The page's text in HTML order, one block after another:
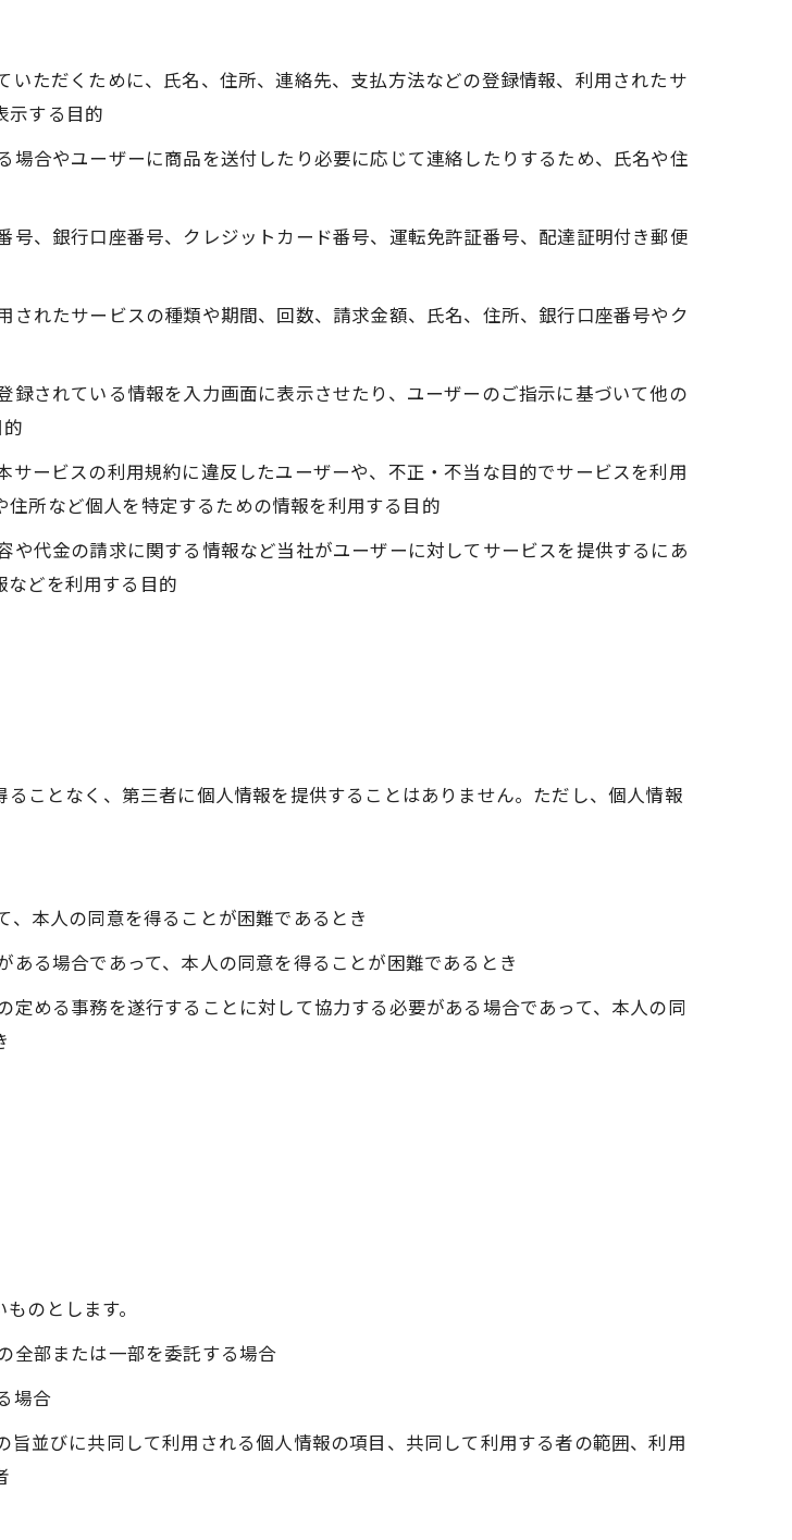
ただくために、氏名、住所、連絡先、支払方法などの登録情報、利用されたサ
示する目的
合やユーザーに商品を送付したり必要に応じて連絡したりするため、氏名や住
、銀行口座番号、クレジットカード番号、運転免許証番号、配達証明付き郵便
れたサービスの種類や期間、回数、請求金額、氏名、住所、銀行口座番号やク
されている情報を入力画面に表示させたり、ユーザーのご指示に基づいて他の
ービスの利用規約に違反したユーザーや、不正・不当な目的でサービスを利用
所など個人を特定するための情報を利用する目的
代金の請求に関する情報など当社がユーザーに対してサービスを提供するにあ
などを利用する目的
ことなく、第三者に個人情報を提供することはありません。ただし、個人情報
本人の同意を得ることが困難であるとき
る場合であって、本人の同意を得ることが困難であるとき
める事務を遂行することに対して協力する必要がある場合であって、本人の同
のとします。
全部または一部を委託する場合
場合
並びに共同して利用される個人情報の項目、共同して利用する者の範囲、利用